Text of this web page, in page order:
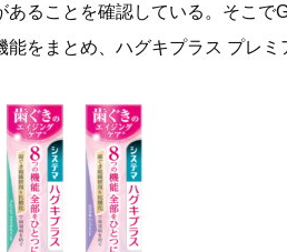
あることを確認している。そこで
能をまとめ、ハグキプラス プレミ